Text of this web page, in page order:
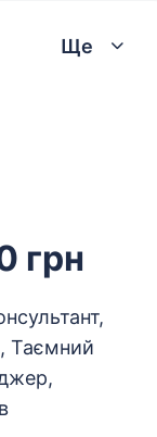
Ще
грн
Таємний